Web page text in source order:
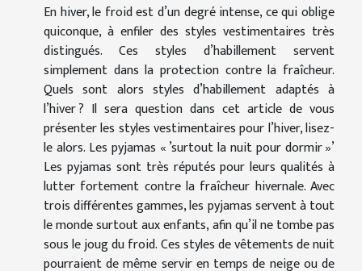
En hiver, le froid est d’un degré intense, ce qui oblige
quiconque, à enfiler des styles vestimentaires très
distingués. Ces styles d’habillement servent
simplement dans la protection contre la fraîcheur.
Quels sont alors styles d’habillement adaptés à
l’hiver ? Il sera question dans cet article de vous
présenter les styles vestimentaires pour l’hiver, lisez-
le alors. Les pyjamas « ’surtout la nuit pour dormir »’
Les pyjamas sont très réputés pour leurs qualités à
lutter fortement contre la fraîcheur hivernale. Avec
trois différentes gammes, les pyjamas servent à tout
le monde surtout aux enfants, afin qu’il ne tombe pas
sous le joug du froid. Ces styles de vêtements de nuit
pourraient de même servir en temps de neige ou de